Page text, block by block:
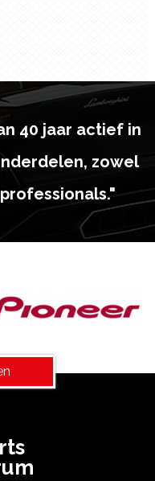
40 jaar actief in
zowel